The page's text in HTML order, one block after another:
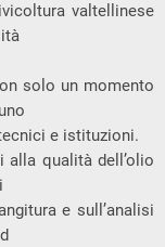
valtellinese
solo un momento
e istituzioni.
alla qualità dell’olio
e sull’analisi